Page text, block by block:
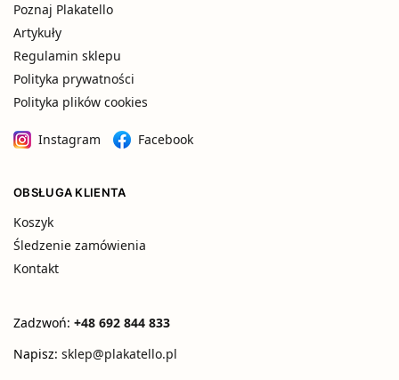
Poznaj Plakatello
Artykuły
Regulamin sklepu
Polityka prywatności
Polityka plików cookies
Instagram Facebook
OBSŁUGA KLIENTA
Koszyk
Śledzenie zamówienia
Kontakt
Zadzwoń: +48 692 844 833
Napisz: sklep@plakatello.pl